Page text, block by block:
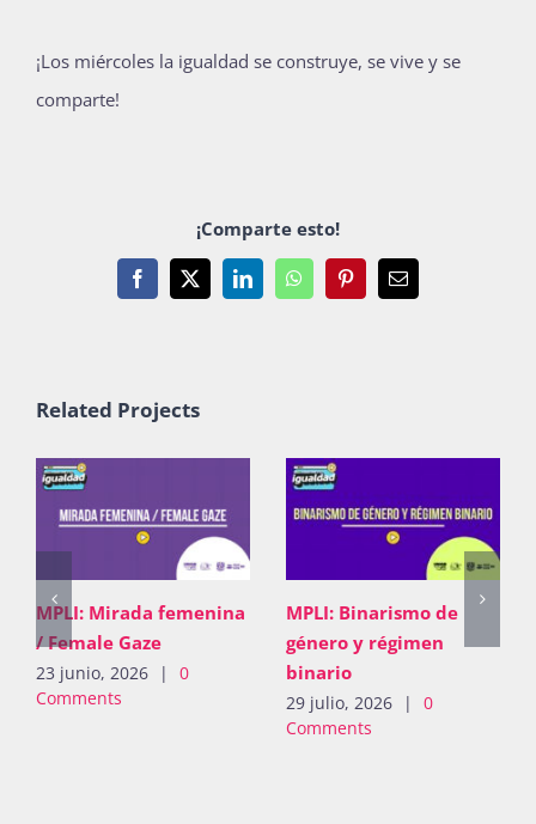
¡Los miércoles la igualdad se construye, se vive y se
comparte!
¡Comparte esto!
Facebook
X LinkedInWhatsAppPinterestEmail
Related Projects
MPLI: Mirada femenina
/ Female Gaze
23 junio, 2026
0
Comments
MPLI: Binarismo de
género y régimen
binario
29 julio, 2026
0
Comments